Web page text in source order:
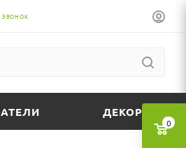
ЗВОНОК
ДЕКОР
0